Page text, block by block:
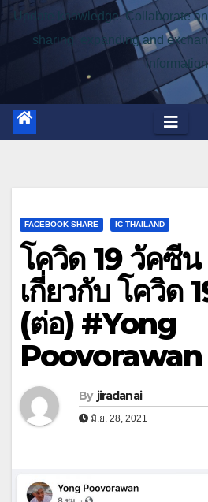
Update knowledge, Collaborate
sharing, expanding and
information
FACEBOOK SHARE IC THAILAND
โควิด 19 วัคซีน
เกี่ยวกับ โควิด
(ต่อ) #Yong
Poovorawan
By jiradanai
มิ.ย. 28, 2021